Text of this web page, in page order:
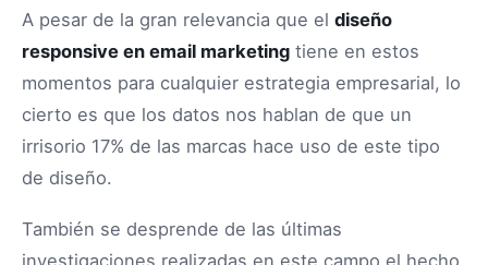
A pesar de la gran relevancia que el diseño
responsive en email marketing tiene en estos
momentos para cualquier estrategia empresarial, lo
cierto es que los datos nos hablan de que un
irrisorio 17% de las marcas hace uso de este tipo
de diseño.
También se desprende de las últimas
investigaciones realizadas en este campo el hecho